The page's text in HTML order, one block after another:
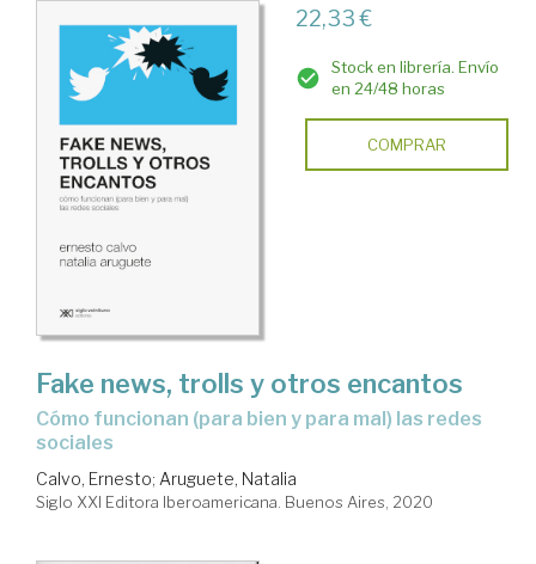
22,33 €
Stock en librería. Envío
en 24/48 horas
COMPRAR
Fake news, trolls y otros encantos
Cómo funcionan (para bien y para mal) las redes
sociales
Calvo, Ernesto; Aruguete, Natalia
Siglo XXI Editora Iberoamericana. Buenos Aires, 2020